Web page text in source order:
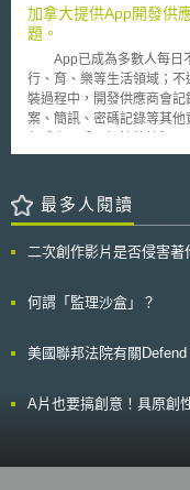
Act），預計在未來五年撥
與能源部（DOE）提升研發能力。 參眾兩院意見分歧
商，預計於今年9至10月
為了矯正此種實務發展，
一致的「公平處方藥競爭法
S.438）和「修正聯邦食品
amend the Federal Food,
marketing of authorized
間接製造銷售原廠學名藥
立法方式，確保首家提出
規範將該協議通報FTC和司法部即可。 美國參議院
學名藥取得法案」（
S.316），禁止專利藥廠直
和解協議（Reverse
加拿大提供App開發供
題。
App已成為多數人每日不
行、育、樂等生活領域；
裝過程中，開發供應商會
案、簡訊、密碼記錄等其
用戶的所處位置，使得個人隱私蕩然無存
用環境中，無論是開發商、
用戶個人資訊之可能，就有
戰。因此，加拿大隱私權主
各自之地方主管機關（其分
開發供應商建議方案。 該項建議方案促使行動軟體開發供應商在設計
原則，提高使用者隱私受
最多人閱讀
二次創作影片是否侵害著
何謂「監理沙盒」？
美國聯邦法院有關
A片也要搞創意！具原創